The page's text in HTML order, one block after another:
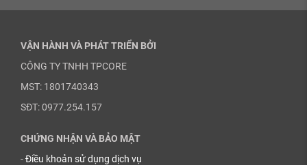
VẬN HÀNH VÀ PHÁT TRIỂN BỞI
CÔNG TY TNHH TPCORE
MST: 1801740343
SĐT: 0977.254.157
CHỨNG NHẬN VÀ BẢO MẬT
-Điều khoản sử dụng dịch vụ